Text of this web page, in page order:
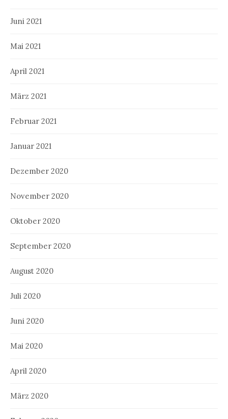
Juni 2021
Mai 2021
April 2021
März 2021
Februar 2021
Januar 2021
Dezember 2020
November 2020
Oktober 2020
September 2020
August 2020
Juli 2020
Juni 2020
Mai 2020
April 2020
März 2020